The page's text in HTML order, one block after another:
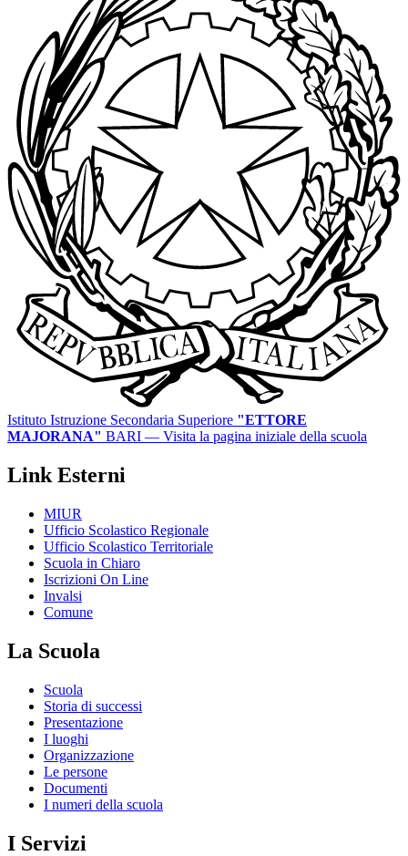
Istituto Istruzione Secondaria Superiore "ETTORE
MAJORANA" BARI — Visita la pagina iniziale della scuola
Link Esterni
MIUR
Ufficio Scolastico Regionale
Ufficio Scolastico Territoriale
Scuola in Chiaro
Iscrizioni On Line
Invalsi
Comune
La Scuola
Scuola
Storia di successi
Presentazione
I luoghi
Organizzazione
Le persone
Documenti
I numeri della scuola
I Servizi